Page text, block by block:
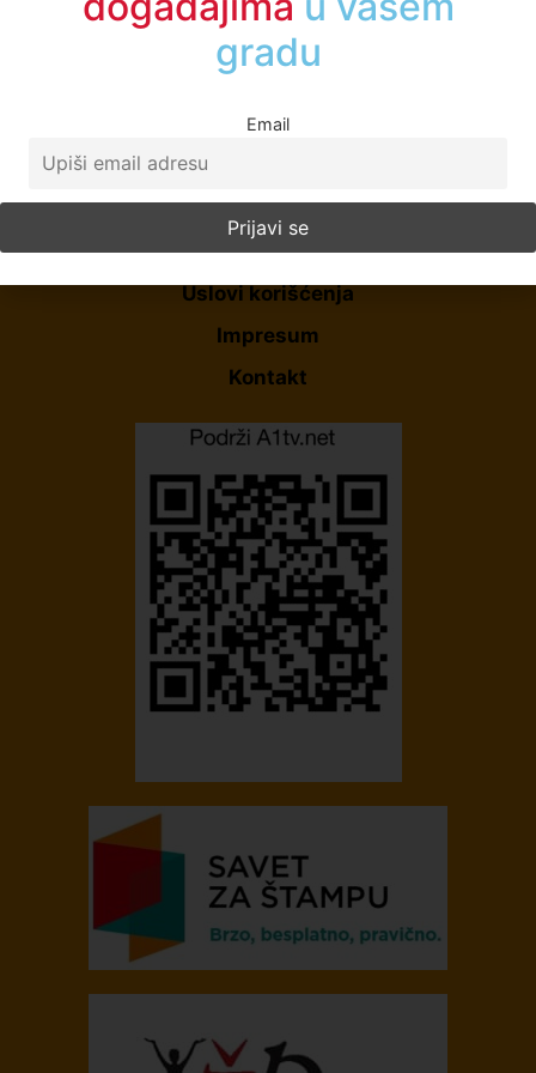
O Nama
Politika Privatnosti
Uslovi korišćenja
Impresum
Kontakt
gradu
Email